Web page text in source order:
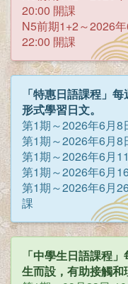
20:00 開課
N5前期1+2～2026
22:00 開課
「特惠日語課程」
形式學習日文。
第1期～2026年6月8
第1期～2026年6月8
第1期～2026年6月
第1期～2026年6月
第1期～2026年6月
課
「中學生日語課程
生而設，有助接觸和